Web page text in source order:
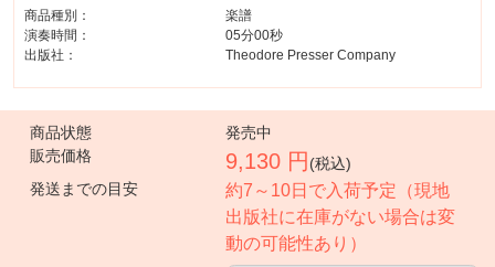
商品種別：
楽譜
演奏時間：
05分00秒
出版社：
Theodore Presser Company
商品状態
発売中
販売価格
9,130 円 (税込)
発送までの目安
約7～10日で入荷予定（現地
出版社に在庫がない場合は変
動の可能性あり）